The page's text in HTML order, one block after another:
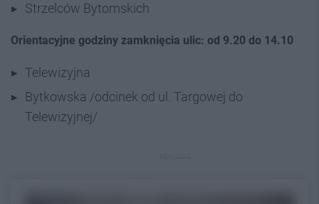
Strzelców Bytomskich
Orientacyjne godziny zamknięcia ulic: od 9.20 do 14.10
Telewizyjna
Bytkowska /odcinek od ul. Targowej do
Telewizyjnej/